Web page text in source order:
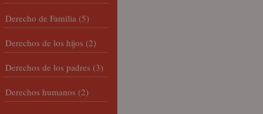
Derecho de Familia (5)
Derechos de los hijos (2)
Derechos de los padres (3)
Derechos humanos (2)